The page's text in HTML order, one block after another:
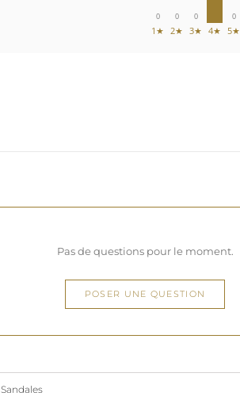
0
1★
0
2★
0
3★ 4★
0
5★
Pas de questions pour le moment.
POSER UNE QUESTION
Sandales